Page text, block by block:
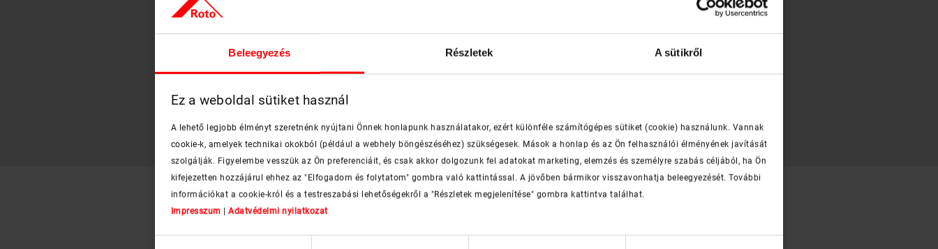
Beleegyezés Részletek A sütikről
Ez a weboldal sütiket használ
A lehető legjobb élményt szeretnénk nyújtani Önnek honlapunk használatakor, ezért különféle számítógépes sütiket (cookie) használunk. Vannak
cookie-k, amelyek technikai okokból (például a webhely böngészéséhez) szükségesek. Mások a honlap és az Ön felhasználói élményének javítását
szolgálják. Figyelembe vesszük az Ön preferenciáit, és csak akkor dolgozunk fel adatokat marketing, elemzés és személyre szabás céljából, ha Ön
kifejezetten hozzájárul ehhez az "Elfogadom és folytatom" gombra való kattintással. A jövőben bármikor visszavonhatja beleegyezését. További
információkat a cookie-król és a testreszabási lehetőségekről a "Részletek megjelenítése" gombra kattintva találhat.
Impresszum | Adatvédelmi nyilatkozat
További tetőtéri ablakok
2- vagy 3-rétegű üveggel